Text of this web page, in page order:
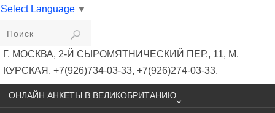
Select Language ▼
VIKIVISA
Г. МОСКВА, 2-Й СЫРОМЯТНИЧЕСКИЙ ПЕР., 11, М.
КУРСКАЯ, +7(926)734-03-33, +7(926)274-03-33,
VISA@VIKIVISA.RU
ОНЛАЙН АНКЕТЫ В ВЕЛИКОБРИТАНИЮ